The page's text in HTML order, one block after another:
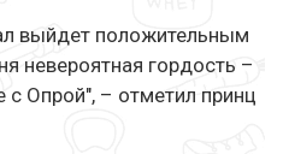
выйдет положительным
невероятная гордость –
с Опрой", – отметил принц